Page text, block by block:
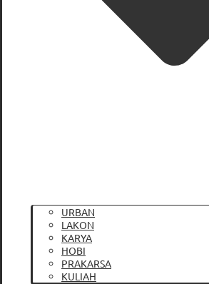
URBAN
LAKON
KARYA
HOBI
PRAKARSA
KULIAH